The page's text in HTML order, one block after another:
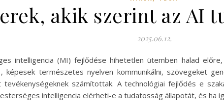
akik szerint az AI
2025.06.12.
intelligencia (MI) fejlődése hihetetlen ütemben halad
képesek természetes nyelven kommunikálni, szövegeket
számítottak. A technológiai fejlődés e
intelligencia elérheti-e a tudatosság állapotát, és ha